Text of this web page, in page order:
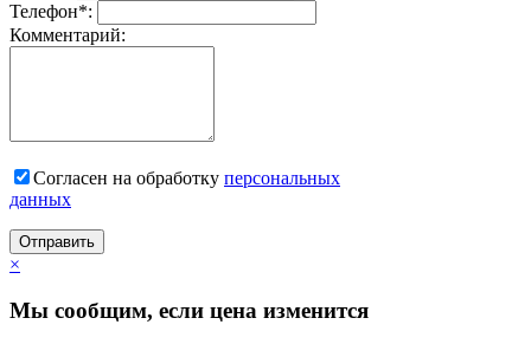
Телефон*:
Комментарий:
Согласен на обработку персональныx
данных
Отправить
×
Мы сообщим, если цена изменится